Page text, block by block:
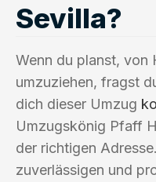
Sevilla?
Wenn du planst, von
umzuziehen, fragst
dich dieser Umzug
Umzugskönig Pfaff
der richtigen
zuverlässigen und